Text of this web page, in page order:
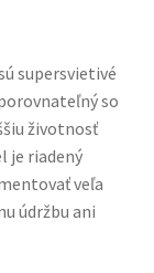
supersvietivé
so
životnosť
je riadený
veľa
údržbu ani